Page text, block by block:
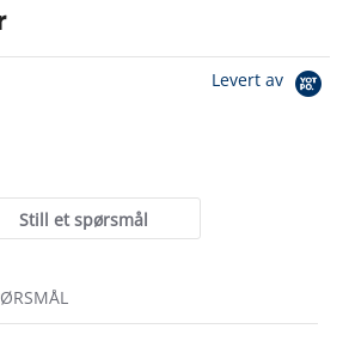
Levert av
Still et spørsmål